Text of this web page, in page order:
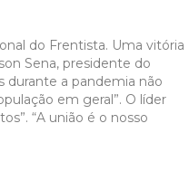
do Frentista. Uma vitória
Sena, presidente do
durante a pandemia não
em geral”. O líder
“A união é o nosso